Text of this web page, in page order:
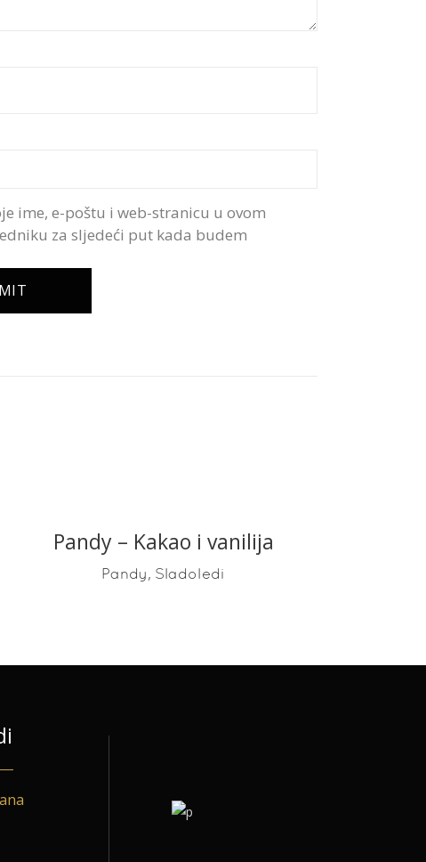
ime, e-poštu i web-stranicu u ovom
za sljedeći put kada budem
READ MORE
Pandy – Kakao i vanilija
Pandy, Sladoledi